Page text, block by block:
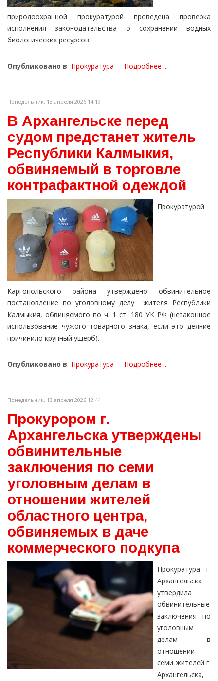
природоохранной прокуратурой проведена проверка
исполнения законодательства о сохранении водных
биологических ресурсов.
Опубликовано в Прокуратура Подробнее ...
Понедельник, 13 апреля 2026 14:19
В Архангельске перед
судом предстанет житель
Республики Калмыкия,
обвиняемый в торговле
контрафактной одеждой
Прокуратурой
Каргопольского района утверждено обвинительное
постановление по уголовному делу жителя Республики
Калмыкия, обвиняемого по ч. 1 ст. 180 УК РФ (незаконное
использование чужого товарного знака, если это деяние
причинило крупный ущерб).
Опубликовано в Прокуратура Подробнее ...
Понедельник, 13 апреля 2026 12:44
Прокурором г.
Архангельска утверждены
обвинительные
заключения по семи
уголовным делам в
отношении жителей
областного центра,
обвиняемых в даче
коммерческого подкупа
Прокуратура г.
Архангельска
утвердила
обвинительные
заключения по
уголовным
делам в
отношении
семи жителей г.
Архангельска,